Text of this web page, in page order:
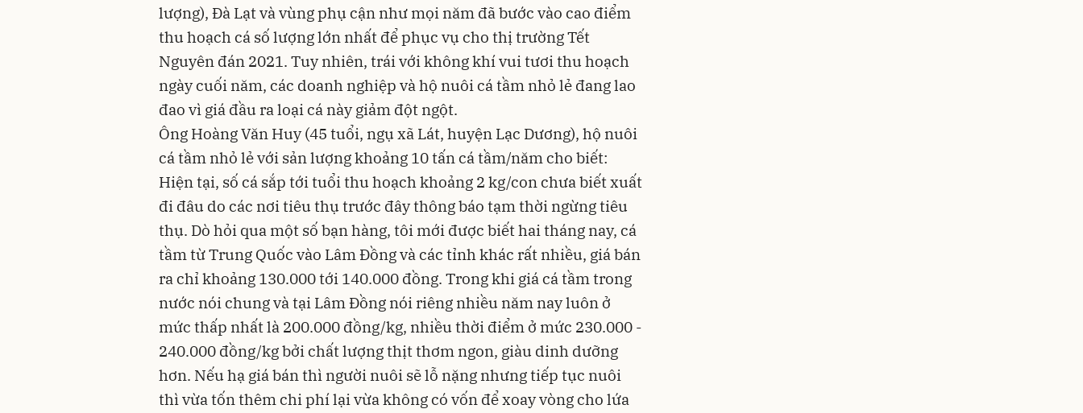
lượng), Đà Lạt và vùng phụ cận như mọi năm đã bước vào cao điểm
thu hoạch cá số lượng lớn nhất để phục vụ cho thị trường Tết
Nguyên đán 2021. Tuy nhiên, trái với không khí vui tươi thu hoạch
ngày cuối năm, các doanh nghiệp và hộ nuôi cá tầm nhỏ lẻ đang lao
đao vì giá đầu ra loại cá này giảm đột ngột.
Ông Hoàng Văn Huy (45 tuổi, ngụ xã Lát, huyện Lạc Dương), hộ nuôi
cá tầm nhỏ lẻ với sản lượng khoảng 10 tấn cá tầm/năm cho biết:
Hiện tại, số cá sắp tới tuổi thu hoạch khoảng 2 kg/con chưa biết xuất
đi đâu do các nơi tiêu thụ trước đây thông báo tạm thời ngừng tiêu
thụ. Dò hỏi qua một số bạn hàng, tôi mới được biết hai tháng nay, cá
tầm từ Trung Quốc vào Lâm Đồng và các tỉnh khác rất nhiều, giá bán
ra chỉ khoảng 130.000 tới 140.000 đồng. Trong khi giá cá tầm trong
nước nói chung và tại Lâm Đồng nói riêng nhiều năm nay luôn ở
mức thấp nhất là 200.000 đồng/kg, nhiều thời điểm ở mức 230.000 -
240.000 đồng/kg bởi chất lượng thịt thơm ngon, giàu dinh dưỡng
hơn. Nếu hạ giá bán thì người nuôi sẽ lỗ nặng nhưng tiếp tục nuôi
thì vừa tốn thêm chi phí lại vừa không có vốn để xoay vòng cho lứa